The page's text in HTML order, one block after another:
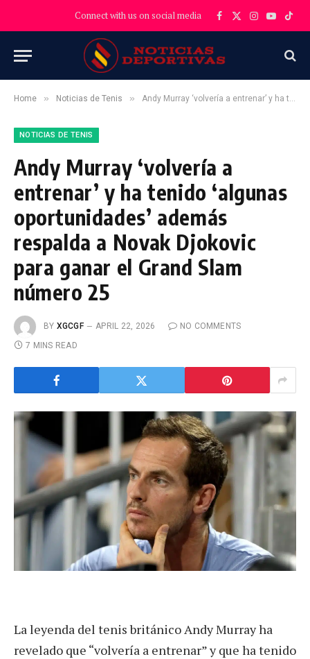
Connect with us on social media Facebook
X
Instagram
YouTube
Home » Noticias de Tenis » Andy Murray ‘volvería a entrenar’ y ha tenido ‘algunas oportunidades’ además respalda a Novak Djokovic para ganar el Grand Slam número 25
NOTICIAS DE TENIS
Andy Murray ‘volvería a
entrenar’ y ha tenido ‘algunas
oportunidades’ además
respalda a Novak Djokovic
para ganar el Grand Slam
número 25
BY XGCGF APRIL 22, 2026
NO COMMENTS
7 MINS READ
La leyenda del tenis británico Andy Murray ha
revelado que “volvería a entrenar” y que ha tenido